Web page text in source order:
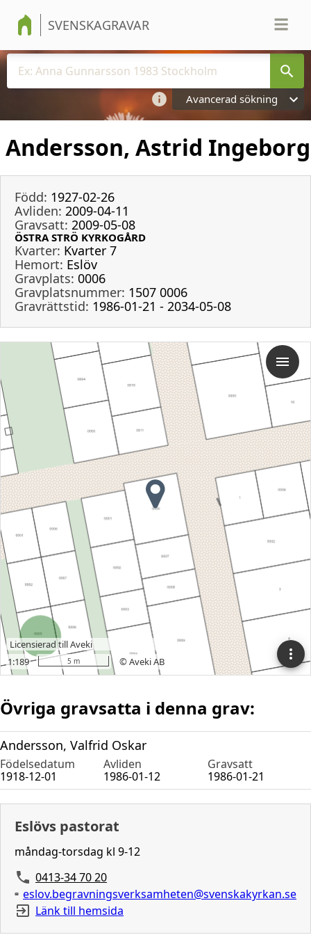
SVENSKAGRAVAR
Avancerad sökning
Andersson, Astrid Ingeborg
Född: 1927-02-26
Avliden: 2009-04-11
Gravsatt: 2009-05-08
ÖSTRA STRÖ KYRKOGÅRD
Kvarter: Kvarter 7
Hemort: Eslöv
Gravplats: 0006
Gravplatsnummer: 1507 0006
Gravrättstid: 1986-01-21 - 2034-05-08
Övriga gravsatta i denna grav:
Andersson, Valfrid Oskar
Födelsedatum Avliden
Gravsatt
1918-12-01
1986-01-12 1986-01-21
Eslövs pastorat
måndag-torsdag kl 9-12
0413-34 70 20
eslov.begravningsverksamheten@svenskakyrkan.se
Länk till hemsida